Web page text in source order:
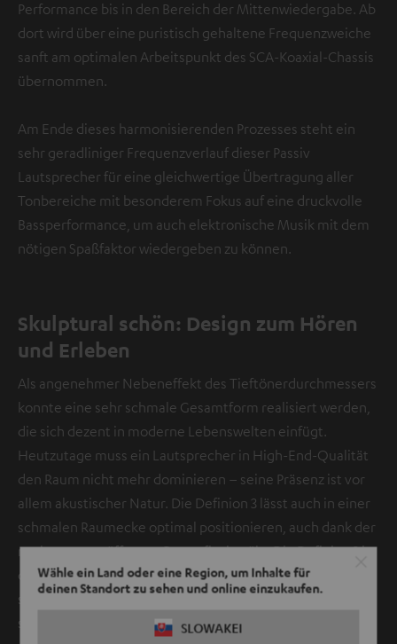
Wähle ein Land oder eine Region, um Inhalte für
deinen Standort zu sehen und online einzukaufen.
SLOWAKEI
Performance bis in den Bereich der Mittenwiedergabe. Ab
dort wird über eine puristisch gehaltene Frequenzweiche
sanft am optimalen Arbeitspunkt des SCA-Koaxial-Chassis
übernommen.
Am Ende dieses harmonisierenden Prozesses steht ein
sehr geradliniger Frequenzverlauf dieser Passiv
Lautsprecher für eine gleichwertige Übertragung aller
Tonbereiche mit besonderem Fokus auf eine druckvolle
Bassperformance, um auch elektronische Musik mit dem
nötigen Spaßfaktor wiedergeben zu können.
Skulptural schön: Design zum Hören
und Erleben
Als angenehmer Nebeneffekt des Tieftönerdurchmessers
konnte eine sehr schmale Gesamtform realisiert werden,
die sich dezent in moderne Lebenswelten einfügt.
Heutzutage muss ein Lautsprecher in High-End-Qualität
den Raum nicht mehr dominieren – seine Präsenz ist vor
allem akustischer Natur. Die Definion 3 lässt auch in einer
schmalen Raumecke optimal positionieren, auch dank der
nach unten geöffneten Bassreflexkanäle. Die Definion 3 ist
dabei ein wahrer Hingucker: kontrastreiches Design,
schwarz-weiße Elemente, echte Lackierungen, Holz und
schweres Metall.